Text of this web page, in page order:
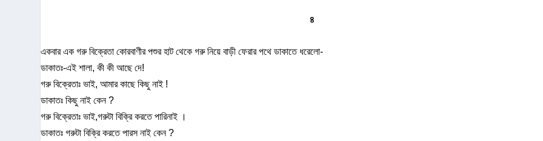
৪
একবার এক গরু বিক্রেতা কোরবাণীর পশুর হাট থেকে গরু নিয়ে বাড়ী ফেরার পথে ডাকাতে ধরেলো-
ডাকাতঃ-এই শালা, কী কী আছে দে!
গরু বিক্রেতাঃ ভাই, আমার কাছে কিছু নাই !
ডাকাতঃ কিছু নাই কেন ?
গরু বিক্রেতাঃ ভাই,গরুটা বিক্রি করতে পারিনাই ।
ডাকাতঃ গরুটা বিক্রি করতে পারস নাই কেন ?